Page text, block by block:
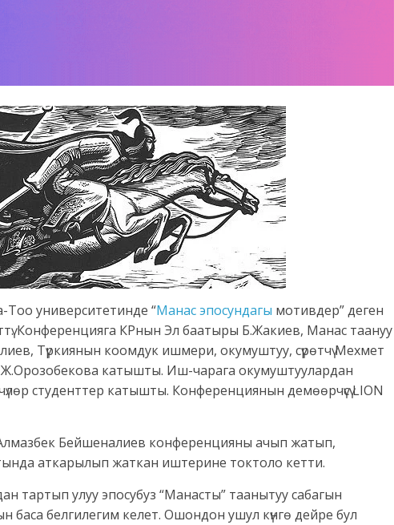
Тоо университетинде “Манас эпосундагы мотивдер” деген
Конференцияга КРнын Эл баатыры Б.Жакиев, Манас таануу
Түркиянын коомдук ишмери, окумуштуу, сүрөтчү Мехмет
катышты. Иш-чарага окумуштуулардан
студенттер катышты. Конференциянын демөөрчүсү LION
Бейшеналиев конференцияны ачып жатып,
аткарылып жаткан иштерине токтоло кетти.
тартып улуу эпосубуз “Манасты” таанытуу сабагын
баса белгилегим келет. Ошондон ушул күнгө дейре бул